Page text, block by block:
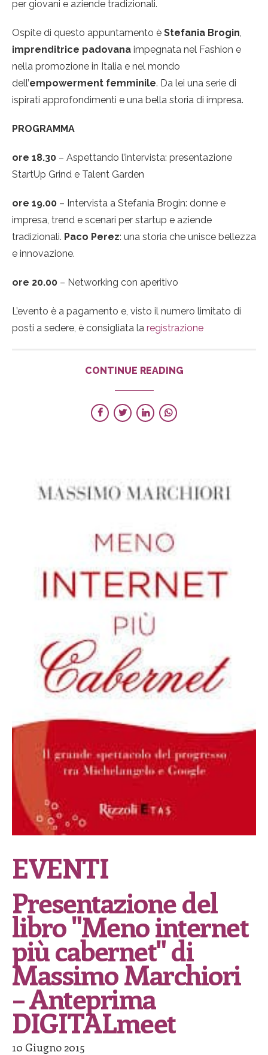
per giovani e aziende tradizionali.
Ospite di questo appuntamento è Stefania Brogin,
imprenditrice padovana impegnata nel Fashion e
nella promozione in Italia e nel mondo
dell’empowerment femminile. Da lei una serie di
ispirati approfondimenti e una bella storia di impresa.
PROGRAMMA
ore 18.30 – Aspettando l’intervista: presentazione
StartUp Grind e Talent Garden
ore 19.00 – Intervista a Stefania Brogin: donne e
impresa, trend e scenari per startup e aziende
tradizionali. Paco Perez: una storia che unisce bellezza
e innovazione.
ore 20.00 – Networking con aperitivo
L’evento è a pagamento e, visto il numero limitato di
posti a sedere, è consigliata la registrazione
CONTINUE READING
EVENTI
Presentazione del
libro "Meno internet
più cabernet" di
Massimo Marchiori
– Anteprima
DIGITALmeet
10 Giugno 2015